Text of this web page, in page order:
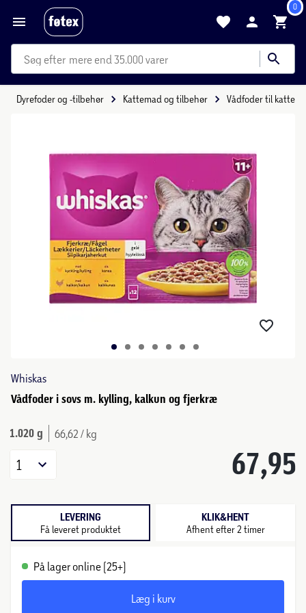
0
mere end 35.000 varer
Dyrefoder og -tilbehør Kattemad og tilbehør Vådfoder til katte
Whiskas
Vådfoder i sovs m. kylling, kalkun og fjerkræ
1.020 g 66,62 / kg
67,95
1
LEVERING
Få leveret produktet
KLIK&HENT
Afhent efter 2 timer
På lager online (25+)
Læg i kurv